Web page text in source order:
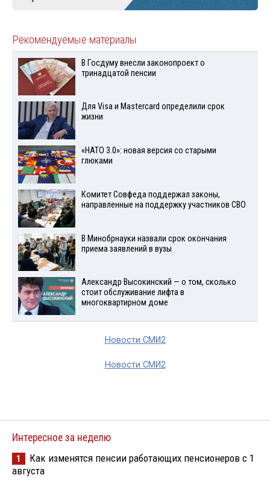
Рекомендуемые материалы
В Госдуму внесли законопроект о
тринадцатой пенсии
Для Visа и Mastercard определили срок
жизни
«НАТО 3.0»: новая версия со старыми
глюками
Комитет Совфеда поддержал законы,
направленные на поддержку участников СВО
В Минобрнауки назвали срок окончания
приема заявлений в вузы
Александр Высокинский — о том, сколько
стоит обслуживание лифта в
многоквартирном доме
Новости СМИ2
Новости СМИ2
Интересное за неделю
1
Как изменятся пенсии работающих пенсионеров с 1
августа